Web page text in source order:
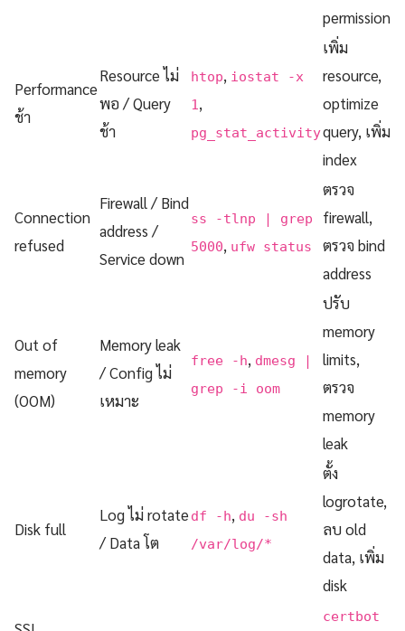
permission
Performance
ช้า
Resource ไม่
พอ / Query
ช้า
htop, iostat -x
1 ,
pg_stat_activity
เพิ่ม
resource,
optimize
query, เพิ่ม
index
Connection
refused
Firewall / Bind
address /
Service down
ss -tlnp | grep
5000, ufw status
ตรวจ
firewall,
ตรวจ bind
address
Out of
memory
(OOM)
Memory leak
/ Config ไม่
เหมาะ
free -h, dmesg |
grep -i oom
ปรับ
memory
limits,
ตรวจ
memory
leak
Disk full
Log ไม่ rotate
/ Data โต
df -h, du -sh
/var/log/*
ตั้ง
logrotate,
ลบ old
data, เพิ่ม
disk
certbot